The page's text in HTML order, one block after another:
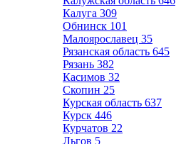
Калуга 309
Обнинск 101
Малоярославец 35
Рязанская область 645
Рязань 382
Касимов 32
Скопин 25
Курская область 637
Курск 446
Курчатов 22
Льгов 5